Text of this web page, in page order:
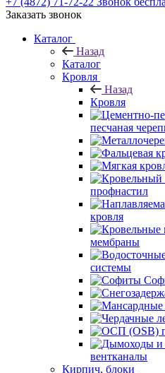
Заказать звонок
Каталог
Назад
Каталог
Кровля
Назад
Кровля
песчаная
профнастил
кровля
мембраны
системы
вентканалы
Кирпич, блоки